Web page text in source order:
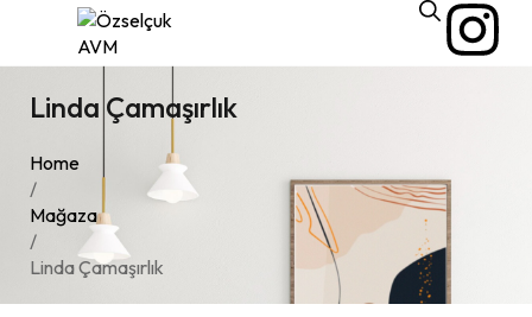
Linda Çamaşırlık
Home
/
Mağaza
/
Linda Çamaşırlık